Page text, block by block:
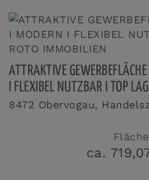
ATTRAKTIVE
I FLEXIBEL NUTZBAR I TOP
8472 Obervogau,
Fläche
ca.